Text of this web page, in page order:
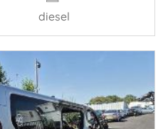
diesel